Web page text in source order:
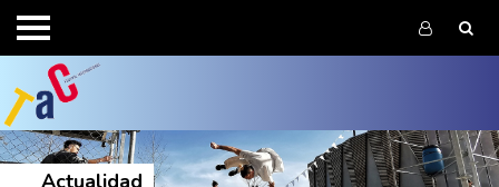
Pasar al contenido principal
Enlace a